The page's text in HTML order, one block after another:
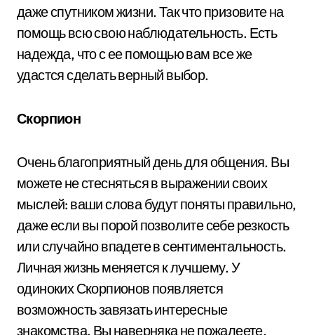
даже спутником жизни. Так что призовите на
помощь всю свою наблюдательность. Есть
надежда, что с ее помощью вам все же
удастся сделать верный выбор.
Скорпион
Очень благоприятный день для общения. Вы
можете не стесняться в выражении своих
мыслей: ваши слова будут поняты правильно,
даже если вы порой позволите себе резкость
или случайно впадете в сентиментальность.
Личная жизнь меняется к лучшему. У
одиноких Скорпионов появляется
возможность завязать интересные
знакомства. Вы наверняка не пожалеете,